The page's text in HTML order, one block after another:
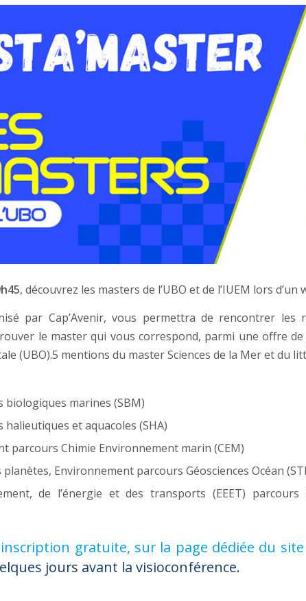
, découvrez les masters de l’UBO et de l’IUEM lors
par Cap’Avenir, vous permettra de rencontrer les
le master qui vous correspond, parmi une offre
(UBO).5 mentions du master Sciences de la Mer et
biologiques marines (SBM)
et aquacoles (SHA)
parcours Chimie Environnement marin (CEM)
Environnement parcours Géosciences Océan
de l’énergie et des transports (EEET)
gratuite, sur la page dédiée du site
jours avant la visioconférence.